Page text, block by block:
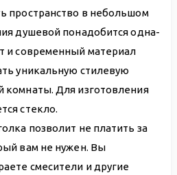
пространство в небольшом
душевой понадобится одна-
и современный материал
уникальную стилевую
комнаты. Для изготовления
стекло.
позволит не платить за
вам не нужен. Вы
смесители и другие